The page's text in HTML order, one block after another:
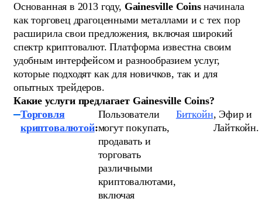
Основанная в 2013 году, Gainesville Coinsначинала
как торговец драгоценными металлами и с тех пор
расширила свои предложения, включая широкий
спектр криптовалют. Платформа известна своим
удобным интерфейсом и разнообразием услуг,
которые подходят как для новичков, так и для
опытных трейдеров.
Какие услуги предлагает Gainesville Coins?
Торговля
криптовалютой:
Пользователи
могут покупать,
продавать и
торговать
различными
криптовалютами,
включая
Биткойн, Эфир и
Лайткойн.